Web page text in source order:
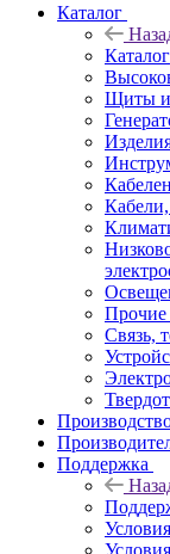
Каталог
Каталог
Щиты и
Прочие
Связь,
Поддержка